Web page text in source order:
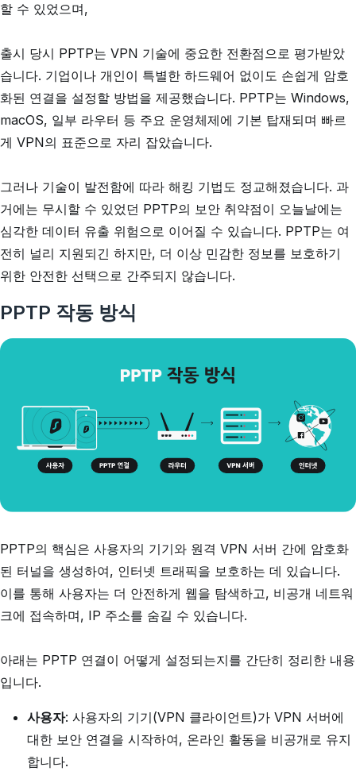
할 수 있었으며,
출시 당시 PPTP는 VPN 기술에 중요한 전환점으로 평가받았
습니다. 기업이나 개인이 특별한 하드웨어 없이도 손쉽게 암호
화된 연결을 설정할 방법을 제공했습니다. PPTP는 Windows,
macOS, 일부 라우터 등 주요 운영체제에 기본 탑재되며 빠르
게 VPN의 표준으로 자리 잡았습니다.
그러나 기술이 발전함에 따라 해킹 기법도 정교해졌습니다. 과
거에는 무시할 수 있었던 PPTP의 보안 취약점이 오늘날에는
심각한 데이터 유출 위험으로 이어질 수 있습니다. PPTP는 여
전히 널리 지원되긴 하지만, 더 이상 민감한 정보를 보호하기
위한 안전한 선택으로 간주되지 않습니다.
PPTP 작동 방식
PPTP의 핵심은 사용자의 기기와 원격 VPN 서버 간에 암호화
된 터널을 생성하여, 인터넷 트래픽을 보호하는 데 있습니다.
이를 통해 사용자는 더 안전하게 웹을 탐색하고, 비공개 네트워
크에 접속하며, IP 주소를 숨길 수 있습니다.
아래는 PPTP 연결이 어떻게 설정되는지를 간단히 정리한 내용
입니다.
사용자: 사용자의 기기(VPN 클라이언트)가 VPN 서버에
대한 보안 연결을 시작하여, 온라인 활동을 비공개로 유지
합니다.